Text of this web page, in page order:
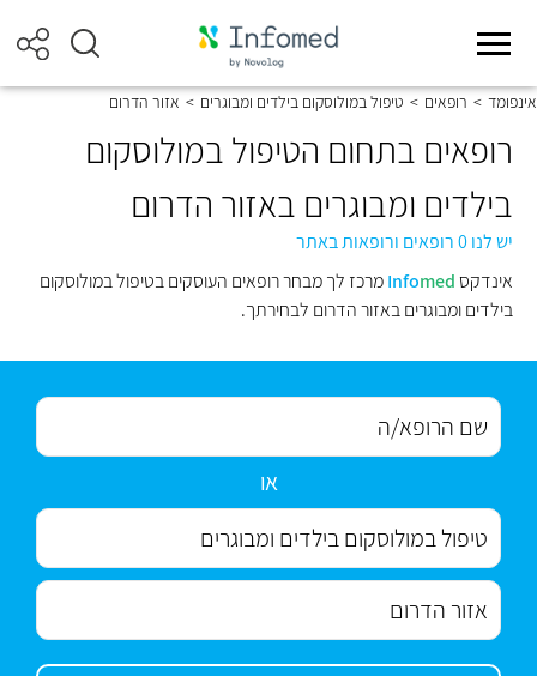
אינפומד > רופאים > טיפול במולוסקום בילדים ומבוגרים > אזור הדרום
רופאים בתחום הטיפול במולוסקום
בילדים ומבוגרים באזור הדרום
יש לנו 0 רופאים ורופאות באתר
אינדקס
Infomed
מרכז לך מבחר רופאים העוסקים בטיפול במולוסקום
בילדים ומבוגרים באזור הדרום לבחירתך.
או